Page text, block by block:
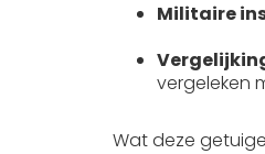
Militaire
vergeleken
Wat deze